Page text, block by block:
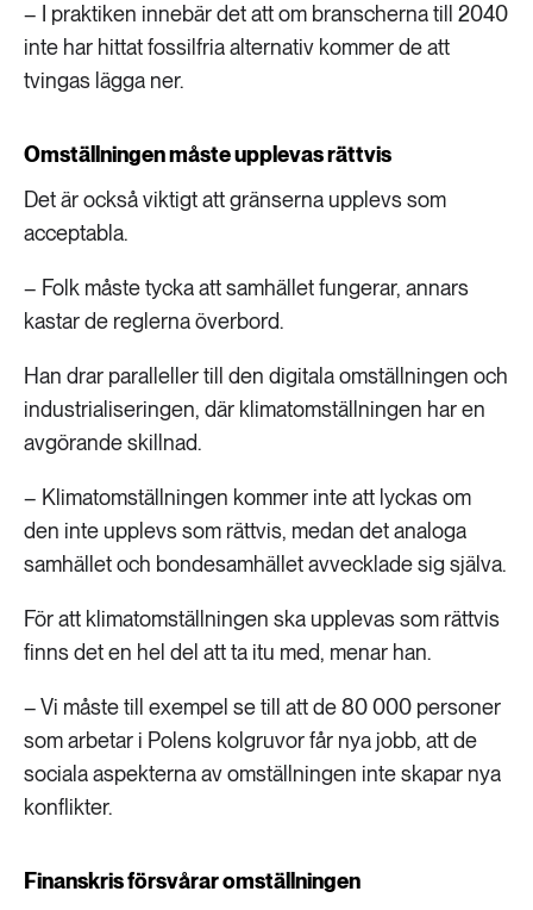
– I praktiken innebär det att om branscherna till 2040
inte har hittat fossilfria alternativ kommer de att
tvingas lägga ner.
Omställningen måste upplevas rättvis
Det är också viktigt att gränserna upplevs som
acceptabla.
– Folk måste tycka att samhället fungerar, annars
kastar de reglerna överbord.
Han drar paralleller till den digitala omställningen och
industrialiseringen, där klimatomställningen har en
avgörande skillnad.
– Klimatomställningen kommer inte att lyckas om
den inte upplevs som rättvis, medan det analoga
samhället och bondesamhället avvecklade sig själva.
För att klimatomställningen ska upplevas som rättvis
finns det en hel del att ta itu med, menar han.
– Vi måste till exempel se till att de 80 000 personer
som arbetar i Polens kolgruvor får nya jobb, att de
sociala aspekterna av omställningen inte skapar nya
konflikter.
Finanskris försvårar omställningen